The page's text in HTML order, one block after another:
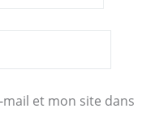
et mon site dans